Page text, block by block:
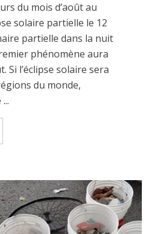
du mois d’août au
solaire partielle le 12
partielle dans la nuit
phénomène aura
Si l’éclipse solaire sera
du monde,